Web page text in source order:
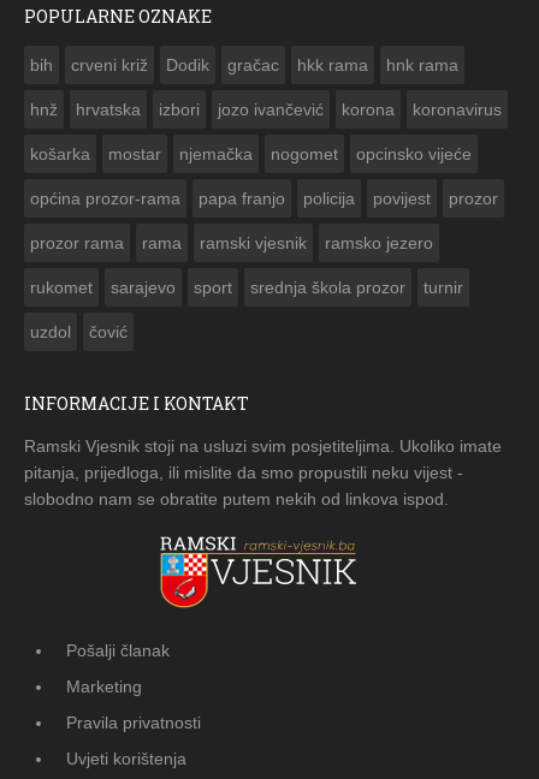
POPULARNE OZNAKE
bih crveni križ Dodik gračac hkk rama hnk rama
hnž hrvatska izbori jozo ivančević korona koronavirus
košarka mostar njemačka nogomet opcinsko vijeće
općina prozor-rama papa franjo policija povijest prozor
prozor rama rama ramski vjesnik ramsko jezero
rukomet sarajevo sport srednja škola prozor turnir
uzdol čović
INFORMACIJE I KONTAKT
Ramski Vjesnik stoji na usluzi svim posjetiteljima. Ukoliko imate
pitanja, prijedloga, ili mislite da smo propustili neku vijest -
slobodno nam se obratite putem nekih od linkova ispod.
Pošalji članak
Marketing
Pravila privatnosti
Uvjeti korištenja